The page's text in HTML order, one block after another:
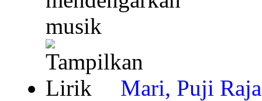
Mari, Puji